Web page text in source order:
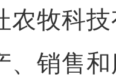
牧科技
、销售